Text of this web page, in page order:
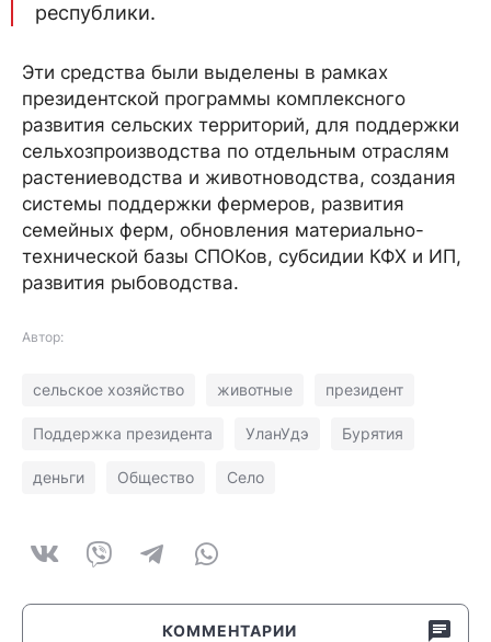
республики.
Эти средства были выделены в рамках
президентской программы комплексного
развития сельских территорий, для поддержки
сельхозпроизводства по отдельным отраслям
растениеводства и животноводства, создания
системы поддержки фермеров, развития
семейных ферм, обновления материально-
технической базы СПОКов, субсидии КФХ и ИП,
развития рыбоводства.
Автор:
сельское хозяйство животные президент
Поддержка президента УланУдэ Бурятия
деньги Общество Село
КОММЕНТАРИИ